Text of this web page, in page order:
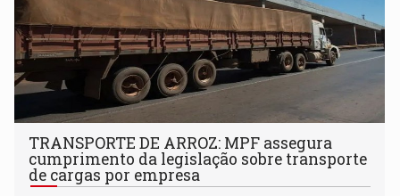
TRANSPORTE DE ARROZ: MPF assegura
cumprimento da legislação sobre transporte
de cargas por empresa